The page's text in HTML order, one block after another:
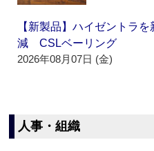
【新製品】ハイゼントラ
減 CSLベーリング
2026年08月07日 (金)
人事・組織